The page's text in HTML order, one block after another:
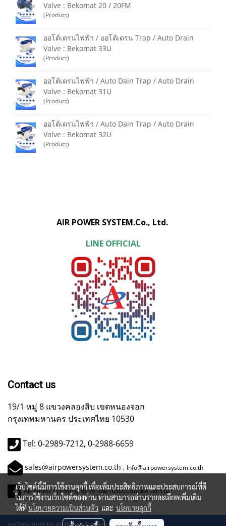
Valve : Bekomat 20 / 20FM
(Product)
ออโต้เดรนไฟฟ้า / ออโต้เดรน Trap / Auto Drain
Valve : Bekomat 33U
(Product)
ออโต้เดรนไฟฟ้า / Auto Dain Trap / Auto Drain
Valve : Bekomat 31U
(Product)
ออโต้เดรนไฟฟ้า / Auto Dain Trap / Auto Drain
Valve : Bekomat 32U
(Product)
AIR POWER SYSTEM.Co., Ltd.
LINE OFFICIAL
Contact us
19/1 หมู่ 8 แขวงคลองสิบ เขตหนองจอก
กรุงเทพมหานคร ประเทศไทย 10530
Tel: 0-2989-7212, 0-2988-6659
sales@airpowersystem.co.th , Info@airpowersystem.co.th
Air Power System ผู้เชี่ยวชาญด้านระบบลมอุตสาหกรรม
coCopy right by Air Power System Co.,Ltd.m
เว็บไซต์นี้มีการใช้งานคุกกี้ เพื่อเพิ่มประสิทธิภาพและประสบการณ์ที่ดี
ในการใช้งานเว็บไซต์ของท่าน ท่านสามารถอ่านรายละเอียดเพิ่มเติม
ได้ที่นโยบายความเป็นส่วนตัว และ นโยบายคุกกี้